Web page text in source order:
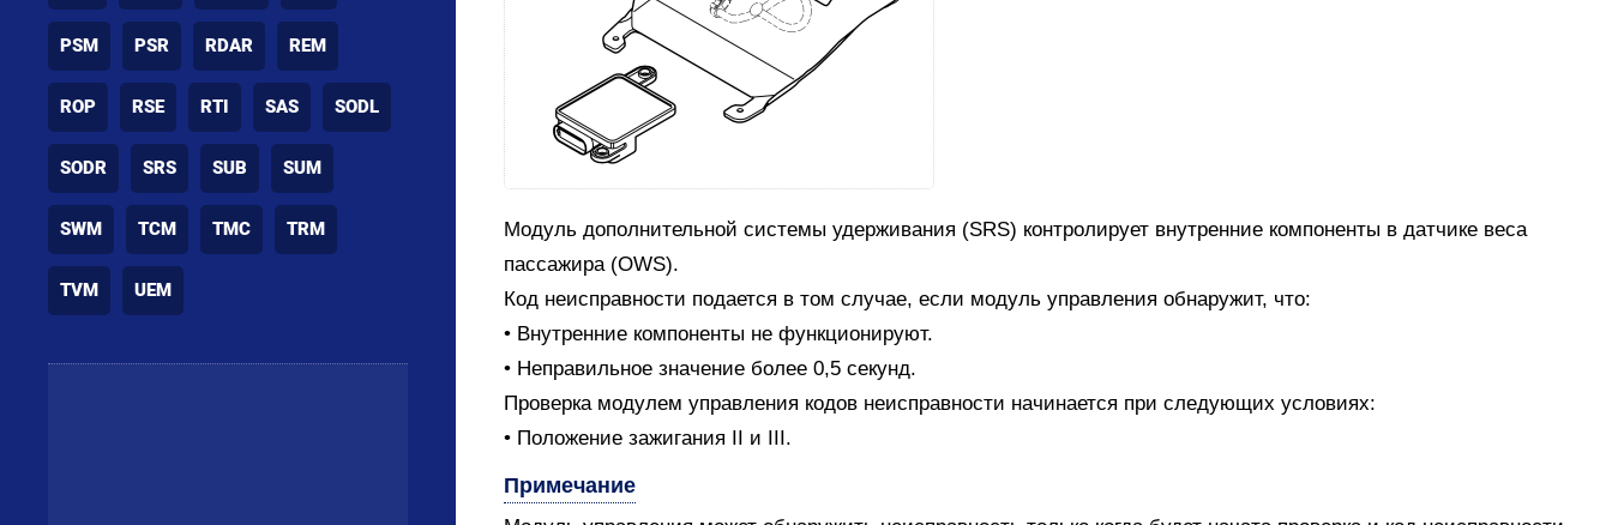
PSM PSR RDAR REM
ROP RSE RTI SAS SODL
SODR SRS SUB SUM
SWM TCM TMC TRM
TVM UEM
Модуль дополнительной системы удерживания (SRS) контролирует внутренние компоненты в датчике веса
пассажира (OWS).
Код неисправности подается в том случае, если модуль управления обнаружит, что:
• Внутренние компоненты не функционируют.
• Неправильное значение более 0,5 секунд.
Проверка модулем управления кодов неисправности начинается при следующих условиях:
• Положение зажигания II и III.
Примечание